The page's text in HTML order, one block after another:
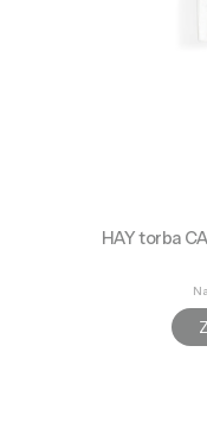
HAY torba